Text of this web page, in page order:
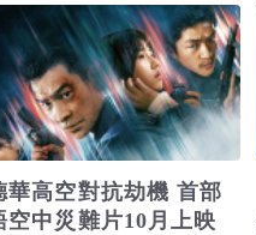
華高空對抗劫機 首部
空中災難片10月上映